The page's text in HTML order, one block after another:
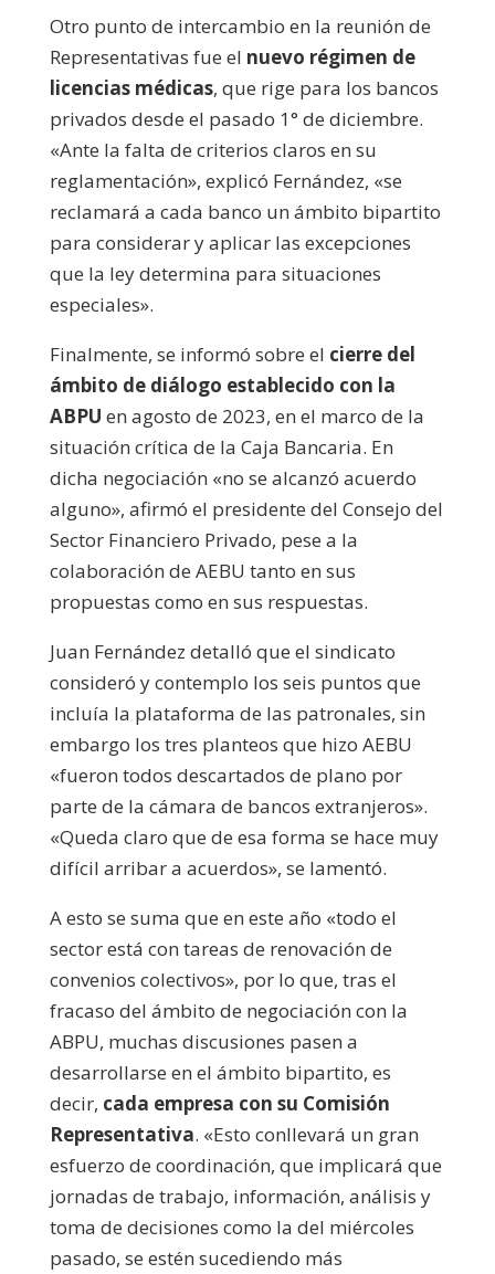
Otro punto de intercambio en la reunión de
Representativas fue el nuevo régimen de
licencias médicas, que rige para los bancos
privados desde el pasado 1° de diciembre.
«Ante la falta de criterios claros en su
reglamentación», explicó Fernández, «se
reclamará a cada banco un ámbito bipartito
para considerar y aplicar las excepciones
que la ley determina para situaciones
especiales».
Finalmente, se informó sobre el cierre del
ámbito de diálogo establecido con la
ABPU en agosto de 2023, en el marco de la
situación crítica de la Caja Bancaria. En
dicha negociación «no se alcanzó acuerdo
alguno», afirmó el presidente del Consejo del
Sector Financiero Privado, pese a la
colaboración de AEBU tanto en sus
propuestas como en sus respuestas.
Juan Fernández detalló que el sindicato
consideró y contemplo los seis puntos que
incluía la plataforma de las patronales, sin
embargo los tres planteos que hizo AEBU
«fueron todos descartados de plano por
parte de la cámara de bancos extranjeros».
«Queda claro que de esa forma se hace muy
difícil arribar a acuerdos», se lamentó.
A esto se suma que en este año «todo el
sector está con tareas de renovación de
convenios colectivos», por lo que, tras el
fracaso del ámbito de negociación con la
ABPU, muchas discusiones pasen a
desarrollarse en el ámbito bipartito, es
decir, cada empresa con su Comisión
Representativa. «Esto conllevará un gran
esfuerzo de coordinación, que implicará que
jornadas de trabajo, información, análisis y
toma de decisiones como la del miércoles
pasado, se estén sucediendo más